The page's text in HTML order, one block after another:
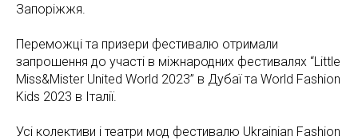
Запоріжжя.
Переможці та призери фестивалю отримали
запрошення до участі в міжнародних фестивалях “Little
Miss&Mister United World 2023” в Дубаї та World Fashion
Kids 2023 в Італії.
Усі колективи і театри мод фестивалю Ukrainian Fashion